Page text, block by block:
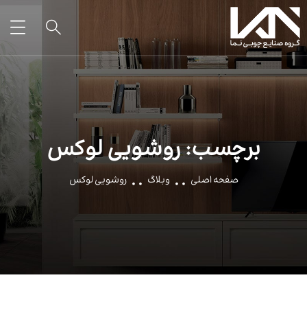
برچسب:روشویی لوکس
صفحه اصلی وبلاگ روشویی لوکس